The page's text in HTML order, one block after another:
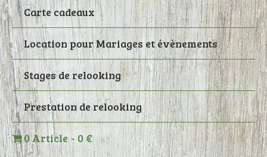
Carte cadeaux
Location pour Mariages et évènements
Stages de relooking
Prestation de relooking
0 Article 0 €